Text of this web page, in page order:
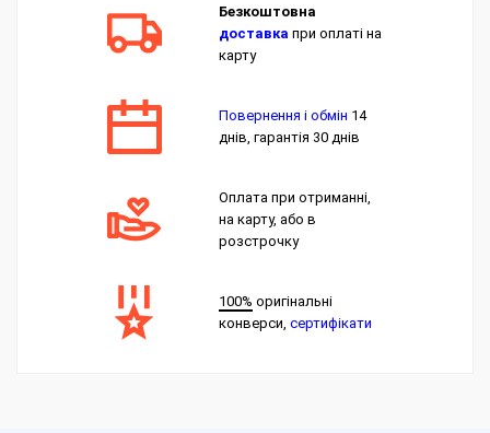
Безкоштовна
доставка при оплаті на
карту
Повернення і обмін 14
днів, гарантія 30 днів
Оплата при отриманні,
на карту, або в
розстрочку
100% оригінальні
конверси,сертифікати